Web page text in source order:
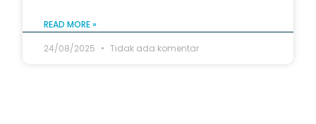
READ MORE »
24/08/2025
Tidak ada komentar